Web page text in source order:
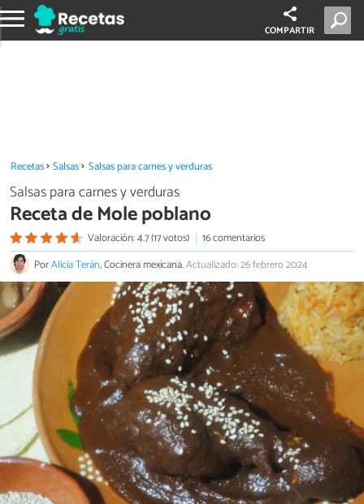
COMPARTIR
Recetas Salsas Salsas para carnes y verduras
Salsas para carnes y verduras
Receta de Mole poblano
Valoración: 4.7 (17 votos)
16 comentarios
PorAlicia Terán, Cocinera mexicana.Actualizado: 26 febrero 2024